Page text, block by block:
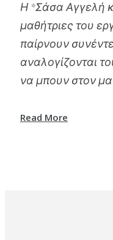
Η *Σάσα Αγγελή
μαθήτριες του
παίρνουν
αναλογίζονται
να μπουν στον
Read More